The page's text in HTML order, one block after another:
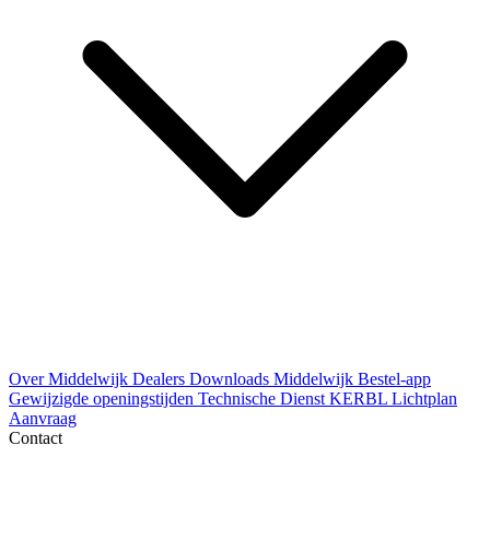
Over Middelwijk Dealers Downloads Middelwijk Bestel-app
Gewijzigde openingstijden Technische Dienst KERBL Lichtplan
Aanvraag
Contact